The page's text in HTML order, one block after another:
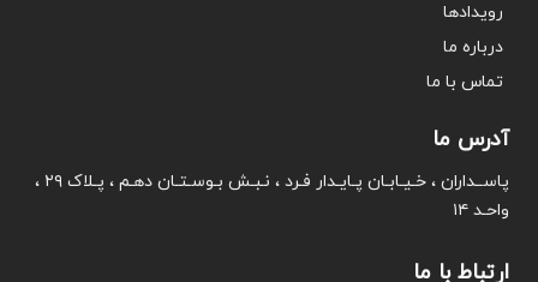
آدرس ما
پاســداران ، خـیـابـان پـایـدار فـرد ، نـبـش بـوسـتـان دهـم ، پـلاک ۲۹ ،
واحـد ۱۴
ارتباط با ما
رویدادها
درباره ما
تماس با ما